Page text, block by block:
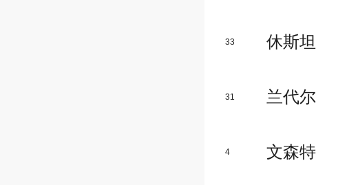
33 休斯坦
31 兰代尔
4 文森特